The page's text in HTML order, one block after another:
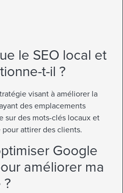
le SEO local et
t-il ?
visant à améliorer la
des emplacements
sur des mots-clés locaux et
attirer des clients.
Google
améliorer ma